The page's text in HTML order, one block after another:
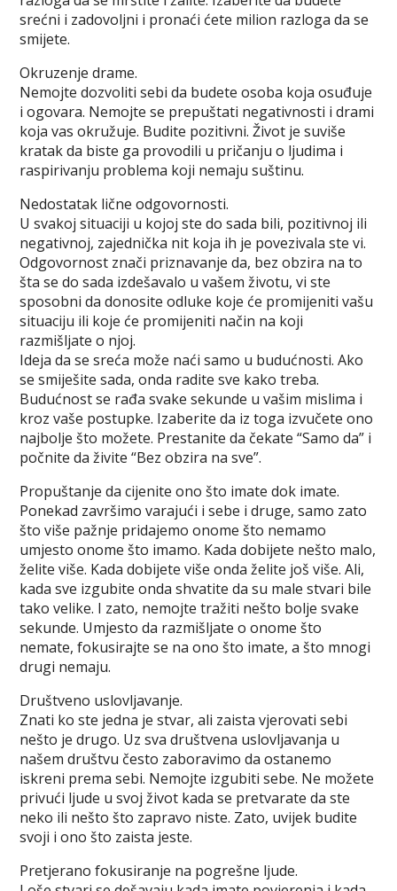
srećni i zadovoljni i pronaći ćete milion razloga da se
smijete.
Okruzenje drame.
Nemojte dozvoliti sebi da budete osoba koja osuđuje
i ogovara. Nemojte se prepuštati negativnosti i drami
koja vas okružuje. Budite pozitivni. Život je suviše
kratak da biste ga provodili u pričanju o ljudima i
raspirivanju problema koji nemaju suštinu.
Nedostatak lične odgovornosti.
U svakoj situaciji u kojoj ste do sada bili, pozitivnoj ili
negativnoj, zajednička nit koja ih je povezivala ste vi.
Odgovornost znači priznavanje da, bez obzira na to
šta se do sada izdešavalo u vašem životu, vi ste
sposobni da donosite odluke koje će promijeniti vašu
situaciju ili koje će promijeniti način na koji
razmišljate o njoj.
Ideja da se sreća može naći samo u budućnosti. Ako
se smiješite sada, onda radite sve kako treba.
Budućnost se rađa svake sekunde u vašim mislima i
kroz vaše postupke. Izaberite da iz toga izvučete ono
najbolje što možete. Prestanite da čekate “Samo da” i
počnite da živite “Bez obzira na sve”.
Propuštanje da cijenite ono što imate dok imate.
Ponekad završimo varajući i sebe i druge, samo zato
što više pažnje pridajemo onome što nemamo
umjesto onome što imamo. Kada dobijete nešto malo,
želite više. Kada dobijete više onda želite još više. Ali,
kada sve izgubite onda shvatite da su male stvari bile
tako velike. I zato, nemojte tražiti nešto bolje svake
sekunde. Umjesto da razmišljate o onome što
nemate, fokusirajte se na ono što imate, a što mnogi
drugi nemaju.
Društveno uslovljavanje.
Znati ko ste jedna je stvar, ali zaista vjerovati sebi
nešto je drugo. Uz sva društvena uslovljavanja u
našem društvu često zaboravimo da ostanemo
iskreni prema sebi. Nemojte izgubiti sebe. Ne možete
privući ljude u svoj život kada se pretvarate da ste
neko ili nešto što zapravo niste. Zato, uvijek budite
svoji i ono što zaista jeste.
Pretjerano fokusiranje na pogrešne ljude.